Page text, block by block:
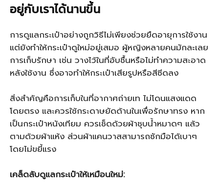
อยู่กับเราได้นานขึ้น
การดูแลกระเป๋าอย่างถูกวิธีไม่เพียงช่วยยืดอายุการใช้งาน
แต่ยังทำให้กระเป๋าดูใหม่อยู่เสมอ ผู้หญิงหลายคนมักละเลย
การเก็บรักษา เช่น วางไว้ในที่อับชื้นหรือไม่ทำความสะอาด
หลังใช้งาน ซึ่งอาจทำให้กระเป๋าเสียรูปหรือสีซีดลง
สิ่งสำคัญคือการเก็บในที่อากาศถ่ายเท ไม่โดนแสงแดด
โดยตรง และควรใช้กระดาษยัดด้านในเพื่อรักษาทรง หาก
เป็นกระเป๋าหนังเทียม ควรเช็ดด้วยผ้าชุบน้ำหมาดๆ แล้ว
ตามด้วยผ้าแห้ง ส่วนผ้าแคนวาสสามารถซักมือได้เบาๆ
โดยไม่ขยี้แรง
เคล็ดลับดูแลกระเป๋าให้เหมือนใหม่: